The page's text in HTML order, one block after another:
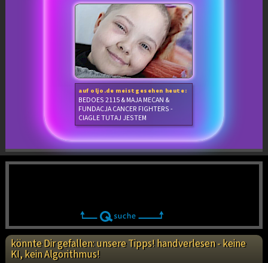
auf oljo.de meistgesehen heute:
BEDOES 2115 & MAJA MECAN &
FUNDACJA CANCER FIGHTERS -
CIAGLE TUTAJ JESTEM
könnte Dir gefallen: unsere Tipps! handverlesen - keine
KI, kein Algorithmus!